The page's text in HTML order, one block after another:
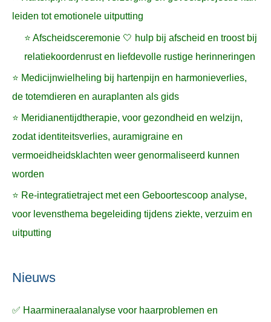
leiden tot emotionele uitputting
⭐ Afscheidsceremonie 🤍 hulp bij afscheid en troost bij
relatiekoordenrust en liefdevolle rustige herinneringen
⭐ Medicijnwielheling bij hartenpijn en harmonieverlies,
de totemdieren en auraplanten als gids
⭐ Meridianentijdtherapie, voor gezondheid en welzijn,
zodat identiteitsverlies, auramigraine en
vermoeidheidsklachten weer genormaliseerd kunnen
worden
⭐ Re-integratietraject met een Geboortescoop analyse,
voor levensthema begeleiding tijdens ziekte, verzuim en
uitputting
Nieuws
✅ Haarmineraalanalyse voor haarproblemen en